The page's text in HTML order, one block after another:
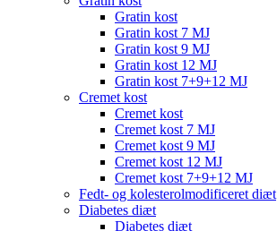
Gratin kost
Gratin kost 7 MJ
Gratin kost 9 MJ
Gratin kost 12 MJ
Gratin kost 7+9+12 MJ
Cremet kost
Cremet kost
Cremet kost 7 MJ
Cremet kost 9 MJ
Cremet kost 12 MJ
Cremet kost 7+9+12 MJ
Fedt- og kolesterolmodificeret diæt
Diabetes diæt
Diabetes diæt